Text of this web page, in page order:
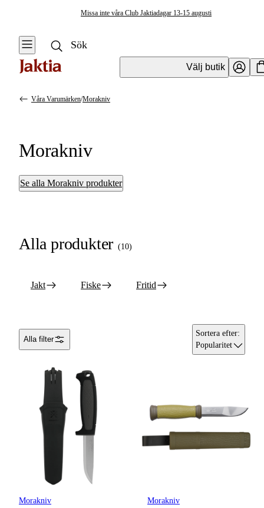
Missa inte våra Club Jaktiadagar 13-15 augusti
Välj butik
Våra Varumärken/Morakniv
Morakniv
Se alla Morakniv produkter
Alla produkter (10)
Jakt Fiske Fritid
Alla filter
Sortera efter:
Popularitet
Morakniv Morakniv